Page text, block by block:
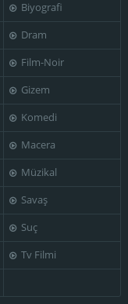
Biyografi
Dram
Film-Noir
Gizem
Komedi
Macera
Müzikal
Savaş
Suç
Tv Filmi